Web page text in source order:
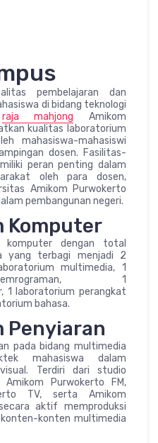
pembelajaran dan
di bidang teknologi
raja mahjong Amikom
kualitas laboratorium
mahasiswa-mahasiswi
dosen. Fasilitas-
peran penting dalam
oleh para dosen,
Amikom Purwokerto
pembangunan negeri.
Komputer
komputer dengan total
yang terbagi menjadi 2
multimedia, 1
1
1 laboratorium perangkat
bahasa.
Penyiaran
pada bidang multimedia
mahasiswa dalam
Terdiri dari studio
Purwokerto FM,
TV, serta Amikom
aktif memproduksi
konten multimedia